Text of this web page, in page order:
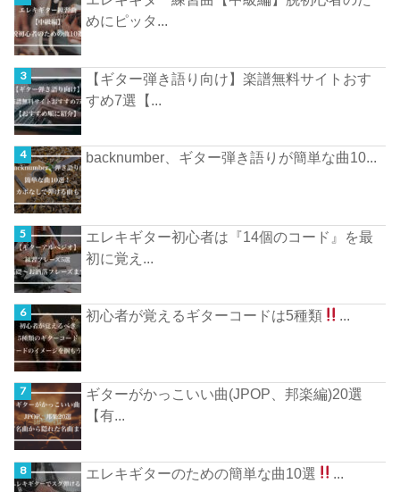
めにピッタ...
【ギター弾き語り向け】楽譜無料サイトおす
すめ7選【...
backnumber、ギター弾き語りが簡単な曲10...
エレキギター初心者は『14個のコード』を最
初に覚え...
初心者が覚えるギターコードは5種類 ...
ギターがかっこいい曲(JPOP、邦楽編)20選
【有...
エレキギターのための簡単な曲10選